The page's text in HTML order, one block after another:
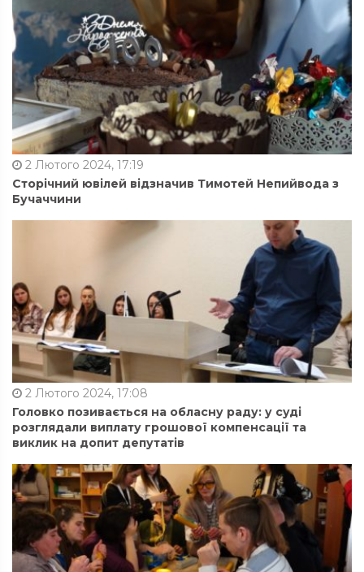
2 Лютого 2024, 17:19
Сторічний ювілей відзначив Тимотей Непийвода з
Бучаччини
2 Лютого 2024, 17:08
Головко позивається на обласну раду: у суді
розглядали виплату грошової компенсації та
виклик на допит депутатів